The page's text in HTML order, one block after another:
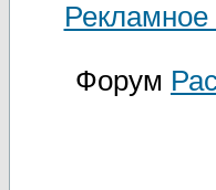
Рекламное
Форум